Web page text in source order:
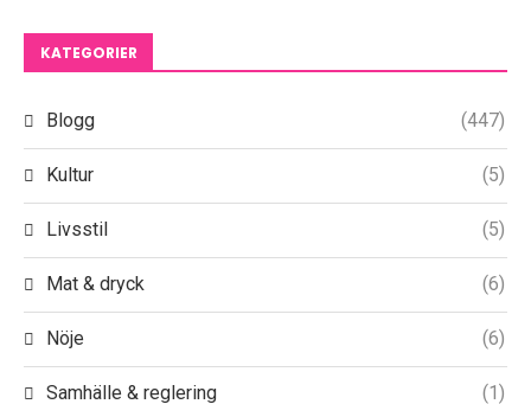
KATEGORIER
Blogg (447)
Kultur (5)
Livsstil (5)
Mat & dryck (6)
Nöje (6)
Samhälle & reglering (1)